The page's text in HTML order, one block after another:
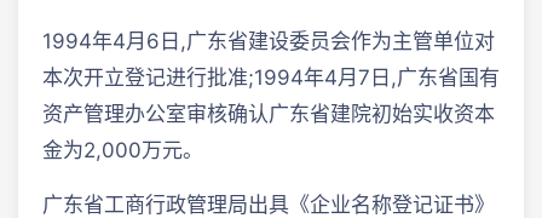
1994年4月6日,广东省建设委员会作为主管单位对
本次开立登记进行批准;1994年4月7日,广东省国有
资产管理办公室审核确认广东省建院初始实收资本
金为2,000万元。
广东省工商行政管理局出具《企业名称登记证书》